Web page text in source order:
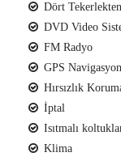
Dört
DVD Video
FM Radyo
GPS Navigasyon
Hırsızlık
İptal
Isıtmalı
Klima